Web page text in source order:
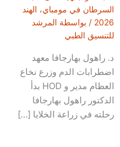
السرطان في مومباي، الهند
2026 / بواسطة المرشد
للتنسيق الطبي
د. راهول بهارجافا معهد
اضطرابات الدم وزرع نخاع
العظام مدير و HOD بدأ
الدكتور راهول بهارجافا
رحلته في زراعة الخلايا […]